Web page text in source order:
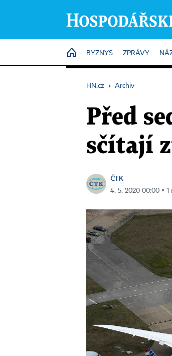
HOME
BYZNYS ZPRÁVY
HN.cz › Archiv
Před
sčítají
ČTK
4. 5. 2020 00:00 ▪ 1